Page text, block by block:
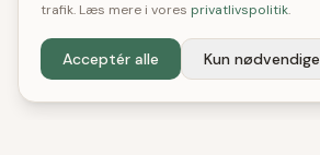
trafik. Læs mere i vores privatlivspolitik.
Acceptér alle Kun nødvendige